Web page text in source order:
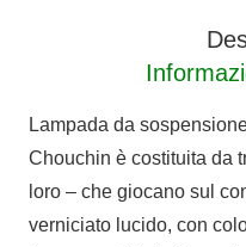
Lampada da
Chouchin è costituita da
loro – che giocano sul
verniciato lucido, con